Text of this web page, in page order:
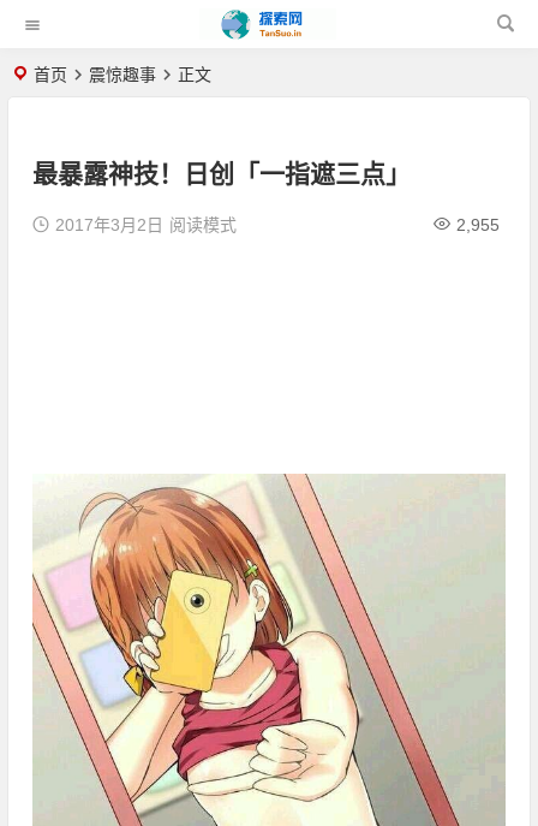
首页 震惊趣事 正文
最暴露神技！日创「一指遮三点」
2017年3月2日 2,955
阅读模式